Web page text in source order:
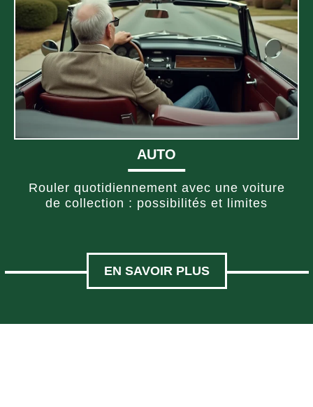
AUTO
Rouler quotidiennement avec une voiture
de collection : possibilités et limites
EN SAVOIR PLUS